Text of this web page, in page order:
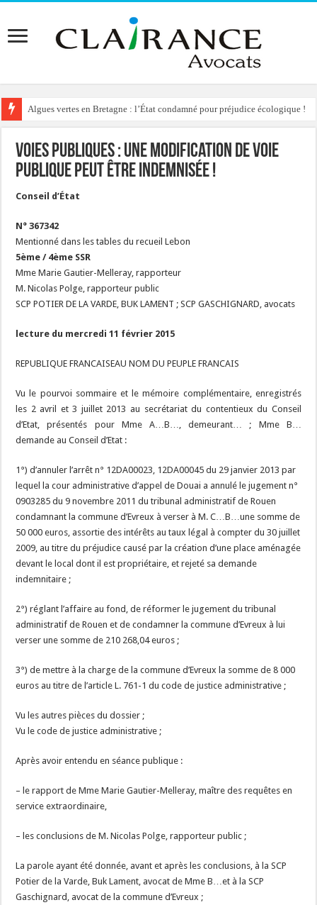
Algues vertes en Bretagne : l’État condamné pour préjudice écologique !
Voies publiques : une modification de voie
publique peut être indemnisée !
Conseil d’État
N° 367342
Mentionné dans les tables du recueil Lebon
5ème / 4ème SSR
Mme Marie Gautier-Melleray, rapporteur
M. Nicolas Polge, rapporteur public
SCP POTIER DE LA VARDE, BUK LAMENT ; SCP GASCHIGNARD, avocats
lecture du mercredi 11 février 2015
REPUBLIQUE FRANCAISEAU NOM DU PEUPLE FRANCAIS
Vu le pourvoi sommaire et le mémoire complémentaire, enregistrés
les 2 avril et 3 juillet 2013 au secrétariat du contentieux du Conseil
d’Etat, présentés pour Mme A…B…, demeurant… ; Mme B…
demande au Conseil d’Etat :
1°) d’annuler l’arrêt n° 12DA00023, 12DA00045 du 29 janvier 2013 par
lequel la cour administrative d’appel de Douai a annulé le jugement n°
0903285 du 9 novembre 2011 du tribunal administratif de Rouen
condamnant la commune d’Evreux à verser à M. C…B…une somme de
50 000 euros, assortie des intérêts au taux légal à compter du 30 juillet
2009, au titre du préjudice causé par la création d’une place aménagée
devant le local dont il est propriétaire, et rejeté sa demande
indemnitaire ;
2°) réglant l’affaire au fond, de réformer le jugement du tribunal
administratif de Rouen et de condamner la commune d’Evreux à lui
verser une somme de 210 268,04 euros ;
3°) de mettre à la charge de la commune d’Evreux la somme de 8 000
euros au titre de l’article L. 761-1 du code de justice administrative ;
Vu les autres pièces du dossier ;
Vu le code de justice administrative ;
Après avoir entendu en séance publique :
– le rapport de Mme Marie Gautier-Melleray, maître des requêtes en
service extraordinaire,
– les conclusions de M. Nicolas Polge, rapporteur public ;
La parole ayant été donnée, avant et après les conclusions, à la SCP
Potier de la Varde, Buk Lament, avocat de Mme B…et à la SCP
Gaschignard, avocat de la commune d’Evreux ;